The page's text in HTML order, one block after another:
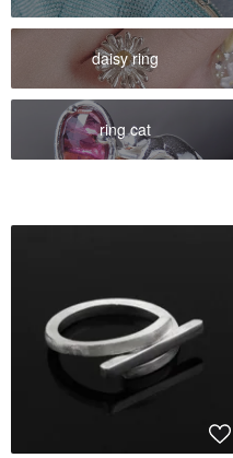
daisy ring
ring cat